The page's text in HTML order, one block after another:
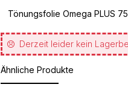
Tönungsfolie Omega PLUS
Derzeit leider kein
Ähnliche Produkte